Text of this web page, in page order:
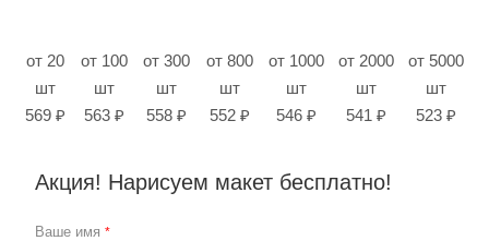
от 20
шт
569 ₽
от 100
шт
563 ₽
от 300
шт
558 ₽
от 800
шт
552 ₽
от 1000
шт
546 ₽
от 2000
шт
541 ₽
от 5000
шт
523 ₽
Акция! Нарисуем макет бесплатно!
Ваше имя *